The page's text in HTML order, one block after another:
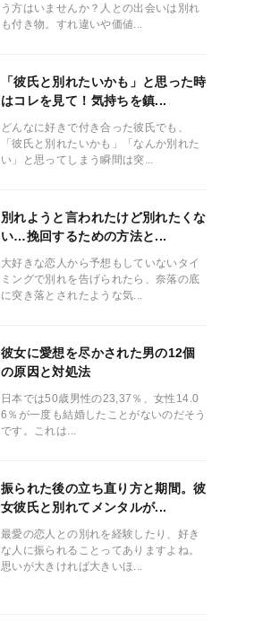
う方はいませんか？人との出会いは別れ
も付き物。すれ違いや価値...
「彼氏と別れたいかも」と思った時
はコレを見て！気持ちを鎮...
どんなに好きで付き合った彼氏でも、
「彼氏と別れたいかも」「なんか別れた
い」と思ってしまう瞬間は突...
別れようと言われたけど別れたくな
い…挽回するための方法と...
大好きな恋人から予想もしていないタイ
ミングで別れを告げられたら、奈落の底
に突き落とされたような気...
彼女に愛想を尽かされた男の12個
の原因と対処法
日本では50歳男性の23,37％、女性14.0
6％が一度も結婚したことがないのだそう
です。これは...
振られた後の立ち直り方と期間。彼
女彼氏と別れてメンタルが...
最愛の恋人との別れを経験したり、好き
な人に振られることってありますよね。
思いが大きければ大きいほ...